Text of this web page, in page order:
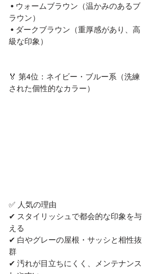
• ウォームブラウン（温かみのあるブ
ラウン）
• ダークブラウン（重厚感があり、高
級な印象）
🏅 第4位：ネイビー・ブルー系（洗練
された個性的なカラー）
✅ 人気の理由
✔ スタイリッシュで都会的な印象を与
える
✔ 白やグレーの屋根・サッシと相性抜
群
✔ 汚れが目立ちにくく、メンテナンス